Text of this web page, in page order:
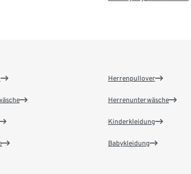
Herrenpullover
Herrenunterwäsche
Kinderkleidung
Babykleidung